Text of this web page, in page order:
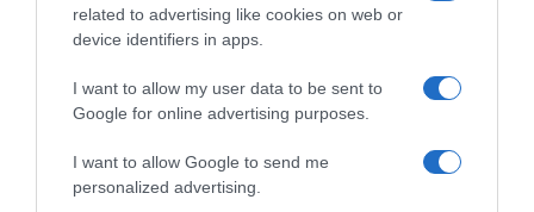
related to advertising like cookies on web or
device identifiers in apps.
I want to allow my user data to be sent to
Google for online advertising purposes.
I want to allow Google to send me
personalized advertising.